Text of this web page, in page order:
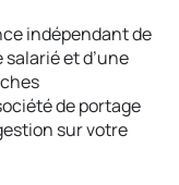
indépendant de
et d’une
de portage
sur votre